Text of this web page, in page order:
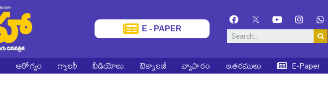
E - PAPER
ఆరోగ్యం గ్యాలరీ వీడియోలు టెక్నాలజీ వ్యాపారం ఇతరములు E-Paper